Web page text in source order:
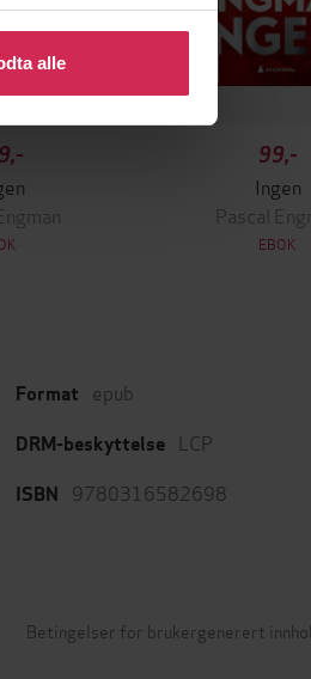
ditt samtykke.
alle
99,-
Ingen
Pascal
EBOK
Format epub
DRM-beskyttelse LCP
ISBN 9780316582698
Betingelser for brukergenerert